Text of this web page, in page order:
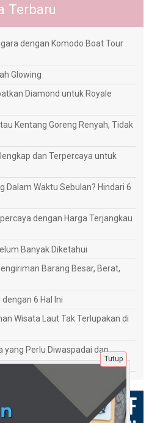
Terbaru
dengan Komodo Boat Tour
Glowing
Diamond untuk Royale
Kentang Goreng Renyah, Tidak
dan Terpercaya untuk
Dalam Waktu Sebulan? Hindari 6
dengan Harga Terjangkau
Banyak Diketahui
Barang Besar, Berat,
6 Hal Ini
Wisata Laut Tak Terlupakan di
yang Perlu Diwaspadai dan
Tutup